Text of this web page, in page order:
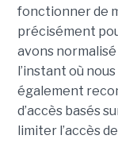
fonctionner de
précisément
avons
l’instant où
également
d’accès basés
limiter l’accès